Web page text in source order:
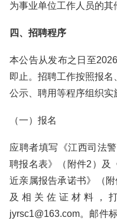
为事业单位工作人员的其
四、招聘程序
本公告从发布之日至
即止。招聘工作按照报名
公示、聘用等程序组织实
（一）报名
应聘者填写《江西司法
聘报名表》（附件2）及
近亲属报告承诺书》（
及相关佐证材料，
jyrsc1@163.com。邮件